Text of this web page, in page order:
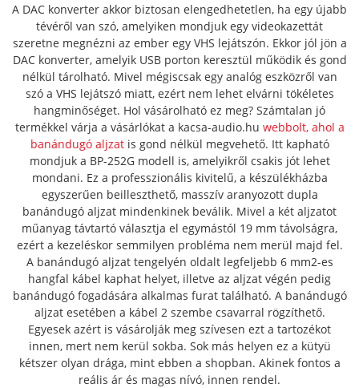
A DAC konverter akkor biztosan elengedhetetlen, ha egy újabb
tévéről van szó, amelyiken mondjuk egy videokazettát
szeretne megnézni az ember egy VHS lejátszón. Ekkor jól jön a
DAC konverter, amelyik USB porton keresztül működik és gond
nélkül tárolható. Mivel mégiscsak egy analóg eszközről van
szó a VHS lejátszó miatt, ezért nem lehet elvárni tökéletes
hangminőséget. Hol vásárolható ez meg? Számtalan jó
termékkel várja a vásárlókat a kacsa-audio.hu webbolt, ahol a
banándugó aljzatis gond nélkül megvehető. Itt kapható
mondjuk a BP-252G modell is, amelyikről csakis jót lehet
mondani. Ez a professzionális kivitelű, a készülékházba
egyszerűen beilleszthető, masszív aranyozott dupla
banándugó aljzat mindenkinek beválik. Mivel a két aljzatot
műanyag távtartó választja el egymástól 19 mm távolságra,
ezért a kezeléskor semmilyen probléma nem merül majd fel.
A banándugó aljzat tengelyén oldalt legfeljebb 6 mm2-es
hangfal kábel kaphat helyet, illetve az aljzat végén pedig
banándugó fogadására alkalmas furat található. A banándugó
aljzat esetében a kábel 2 szembe csavarral rögzíthető.
Egyesek azért is vásárolják meg szívesen ezt a tartozékot
innen, mert nem kerül sokba. Sok más helyen ez a kütyü
kétszer olyan drága, mint ebben a shopban. Akinek fontos a
reális ár és magas nívó, innen rendel.